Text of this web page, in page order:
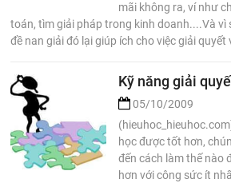
mãi không ra, ví như
toán, tìm giải pháp trong kinh doanh....Và vì
đề nan giải đó lại giúp ích cho việc giải quyết
Kỹ năng giải
05/10/2009
học được tốt hơn,
đến cách làm thế nào
hơn với công sức ít